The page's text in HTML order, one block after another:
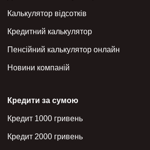
Калькулятор відсотків
Кредитний калькулятор
Пенсійний калькулятор онлайн
Новини компаній
Кредити за сумою
Кредит 1000 гривень
Кредит 2000 гривень